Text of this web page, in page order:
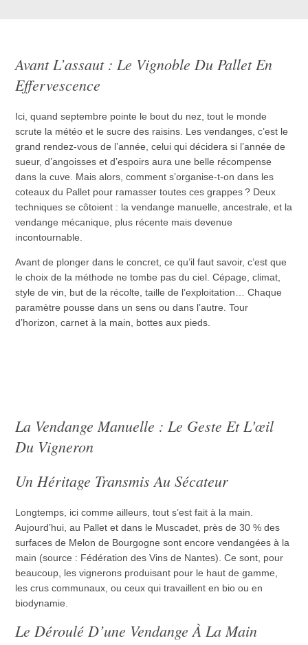
Avant L’assaut : Le Vignoble Du Pallet En
Effervescence
Ici, quand septembre pointe le bout du nez, tout le monde
scrute la météo et le sucre des raisins. Les vendanges, c’est le
grand rendez-vous de l’année, celui qui décidera si l’année de
sueur, d’angoisses et d’espoirs aura une belle récompense
dans la cuve. Mais alors, comment s’organise-t-on dans les
coteaux du Pallet pour ramasser toutes ces grappes ? Deux
techniques se côtoient : la vendange manuelle, ancestrale, et la
vendange mécanique, plus récente mais devenue
incontournable.
Avant de plonger dans le concret, ce qu’il faut savoir, c’est que
le choix de la méthode ne tombe pas du ciel. Cépage, climat,
style de vin, but de la récolte, taille de l’exploitation… Chaque
paramètre pousse dans un sens ou dans l’autre. Tour
d’horizon, carnet à la main, bottes aux pieds.
La Vendange Manuelle : Le Geste Et L'œil
Du Vigneron
Un Héritage Transmis Au Sécateur
Longtemps, ici comme ailleurs, tout s’est fait à la main.
Aujourd’hui, au Pallet et dans le Muscadet, près de 30 % des
surfaces de Melon de Bourgogne sont encore vendangées à la
main (source : Fédération des Vins de Nantes). Ce sont, pour
beaucoup, les vignerons produisant pour le haut de gamme,
les crus communaux, ou ceux qui travaillent en bio ou en
biodynamie.
Le Déroulé D’une Vendange À La Main